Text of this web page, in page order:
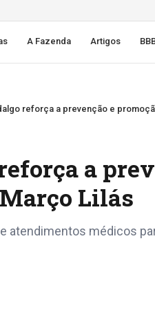
A Fazenda Artigos
reforça a prevenção e
a
Lilás
atendimentos médicos